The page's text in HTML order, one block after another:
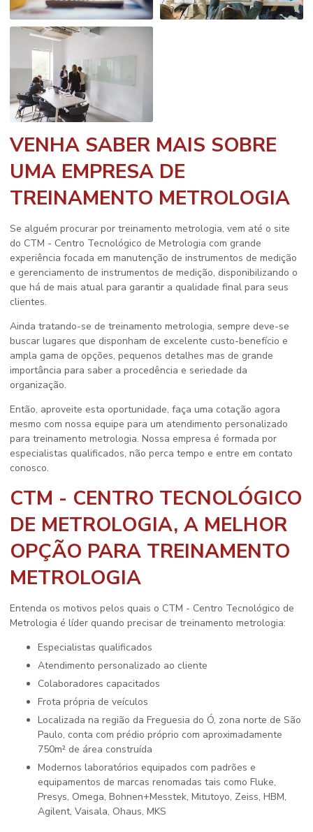
VENHA SABER MAIS SOBRE
UMA EMPRESA DE
TREINAMENTO METROLOGIA
Se alguém procurar por treinamento metrologia, vem até o site
do CTM - Centro Tecnológico de Metrologia com grande
experiência focada em manutenção de instrumentos de medição
e gerenciamento de instrumentos de medição, disponibilizando o
que há de mais atual para garantir a qualidade final para seus
clientes.
Ainda tratando-se de treinamento metrologia, sempre deve-se
buscar lugares que disponham de excelente custo-benefício e
ampla gama de opções, pequenos detalhes mas de grande
importância para saber a procedência e seriedade da
organização.
Então, aproveite esta oportunidade, faça uma cotação agora
mesmo com nossa equipe para um atendimento personalizado
para treinamento metrologia. Nossa empresa é formada por
especialistas qualificados, não perca tempo e entre em contato
conosco.
CTM - CENTRO TECNOLÓGICO
DE METROLOGIA, A MELHOR
OPÇÃO PARA TREINAMENTO
METROLOGIA
Entenda os motivos pelos quais o CTM - Centro Tecnológico de
Metrologia é líder quando precisar de treinamento metrologia:
especialistas qualificados
atendimento personalizado ao cliente
colaboradores capacitados
frota própria de veículos
localizada na região da Freguesia do Ó, zona norte de São
Paulo, conta com prédio próprio com aproximadamente
750m² de área construída
modernos laboratórios equipados com padrões e
equipamentos de marcas renomadas tais como Fluke,
Presys, Omega, Bohnen+Messtek, Mitutoyo, Zeiss, HBM,
Agilent, Vaisala, Ohaus, MKS